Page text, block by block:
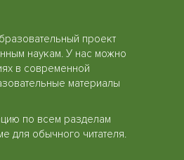
проект
наукам. У нас можно
в современной
материалы
по всем разделам
для обычного читателя.